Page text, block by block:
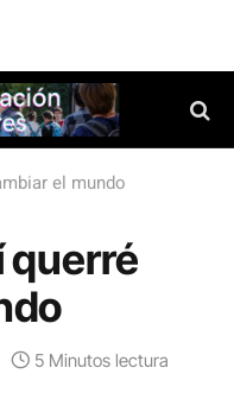
el mundo
querré
5 Minutos lectura